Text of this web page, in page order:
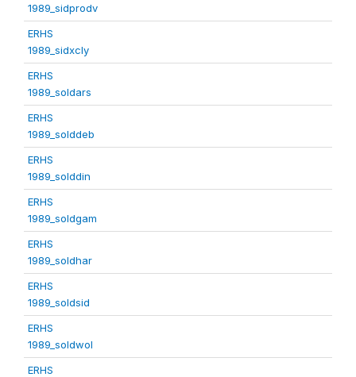
1989_sidprodv
ERHS
1989_sidxcly
ERHS
1989_soldars
ERHS
1989_solddeb
ERHS
1989_solddin
ERHS
1989_soldgam
ERHS
1989_soldhar
ERHS
1989_soldsid
ERHS
1989_soldwol
ERHS